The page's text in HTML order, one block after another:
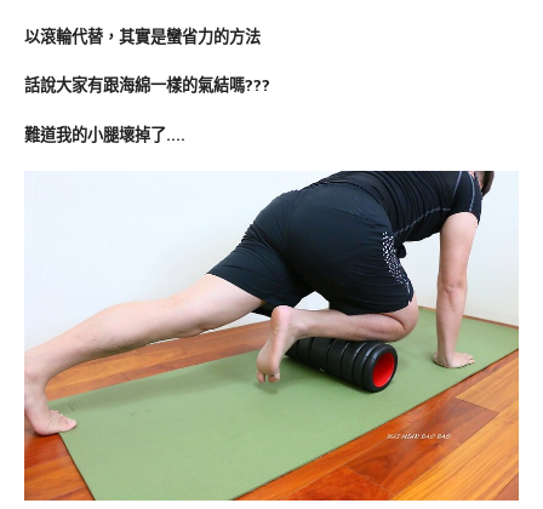
以滾輪代替，其實是蠻省力的方法
話說大家有跟海綿一樣的氣結嗎???
難道我的小腿壞掉了….